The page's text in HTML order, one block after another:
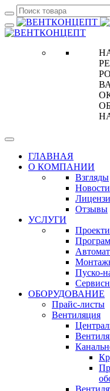
ГЛАВНАЯ
О КОМПАНИИ
Взгляды
Новости
Отзывы
УСЛУГИ
Пуско-
ОБОРУДОВАНИЕ
Прайс-листы
Вентиляция